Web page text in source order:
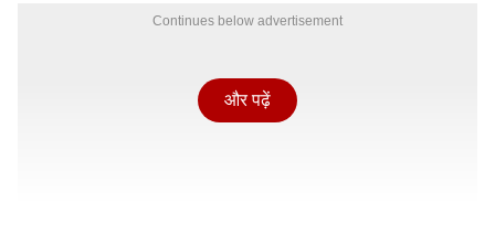
Continues below advertisement
और पढ़ें